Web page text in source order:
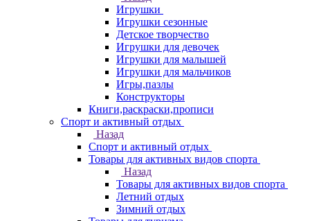
Игрушки
Игрушки сезонные
Детское творчество
Игрушки для девочек
Игрушки для малышей
Игрушки для мальчиков
Игры,пазлы
Конструкторы
Книги,раскраски,прописи
Спорт и активный отдых
Назад
Спорт и активный отдых
Товары для активных видов спорта
Назад
Товары для активных видов спорта
Летний отдых
Зимний отдых